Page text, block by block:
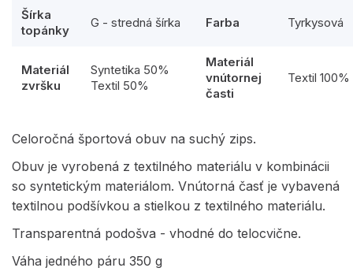
Šírka
topánky
G - stredná šírka Farba Tyrkysová
Materiál
zvršku
Syntetika 50%
Textil 50%
Materiál
vnútornej
časti
Textil 100%
Celoročná športová obuv na suchý zips.
Obuv je vyrobená z textilného materiálu v kombinácii
so syntetickým materiálom. Vnútorná časť je vybavená
textilnou podšívkou a stielkou z textilného materiálu.
Transparentná podošva - vhodné do telocvične.
Váha jedného páru 350 g